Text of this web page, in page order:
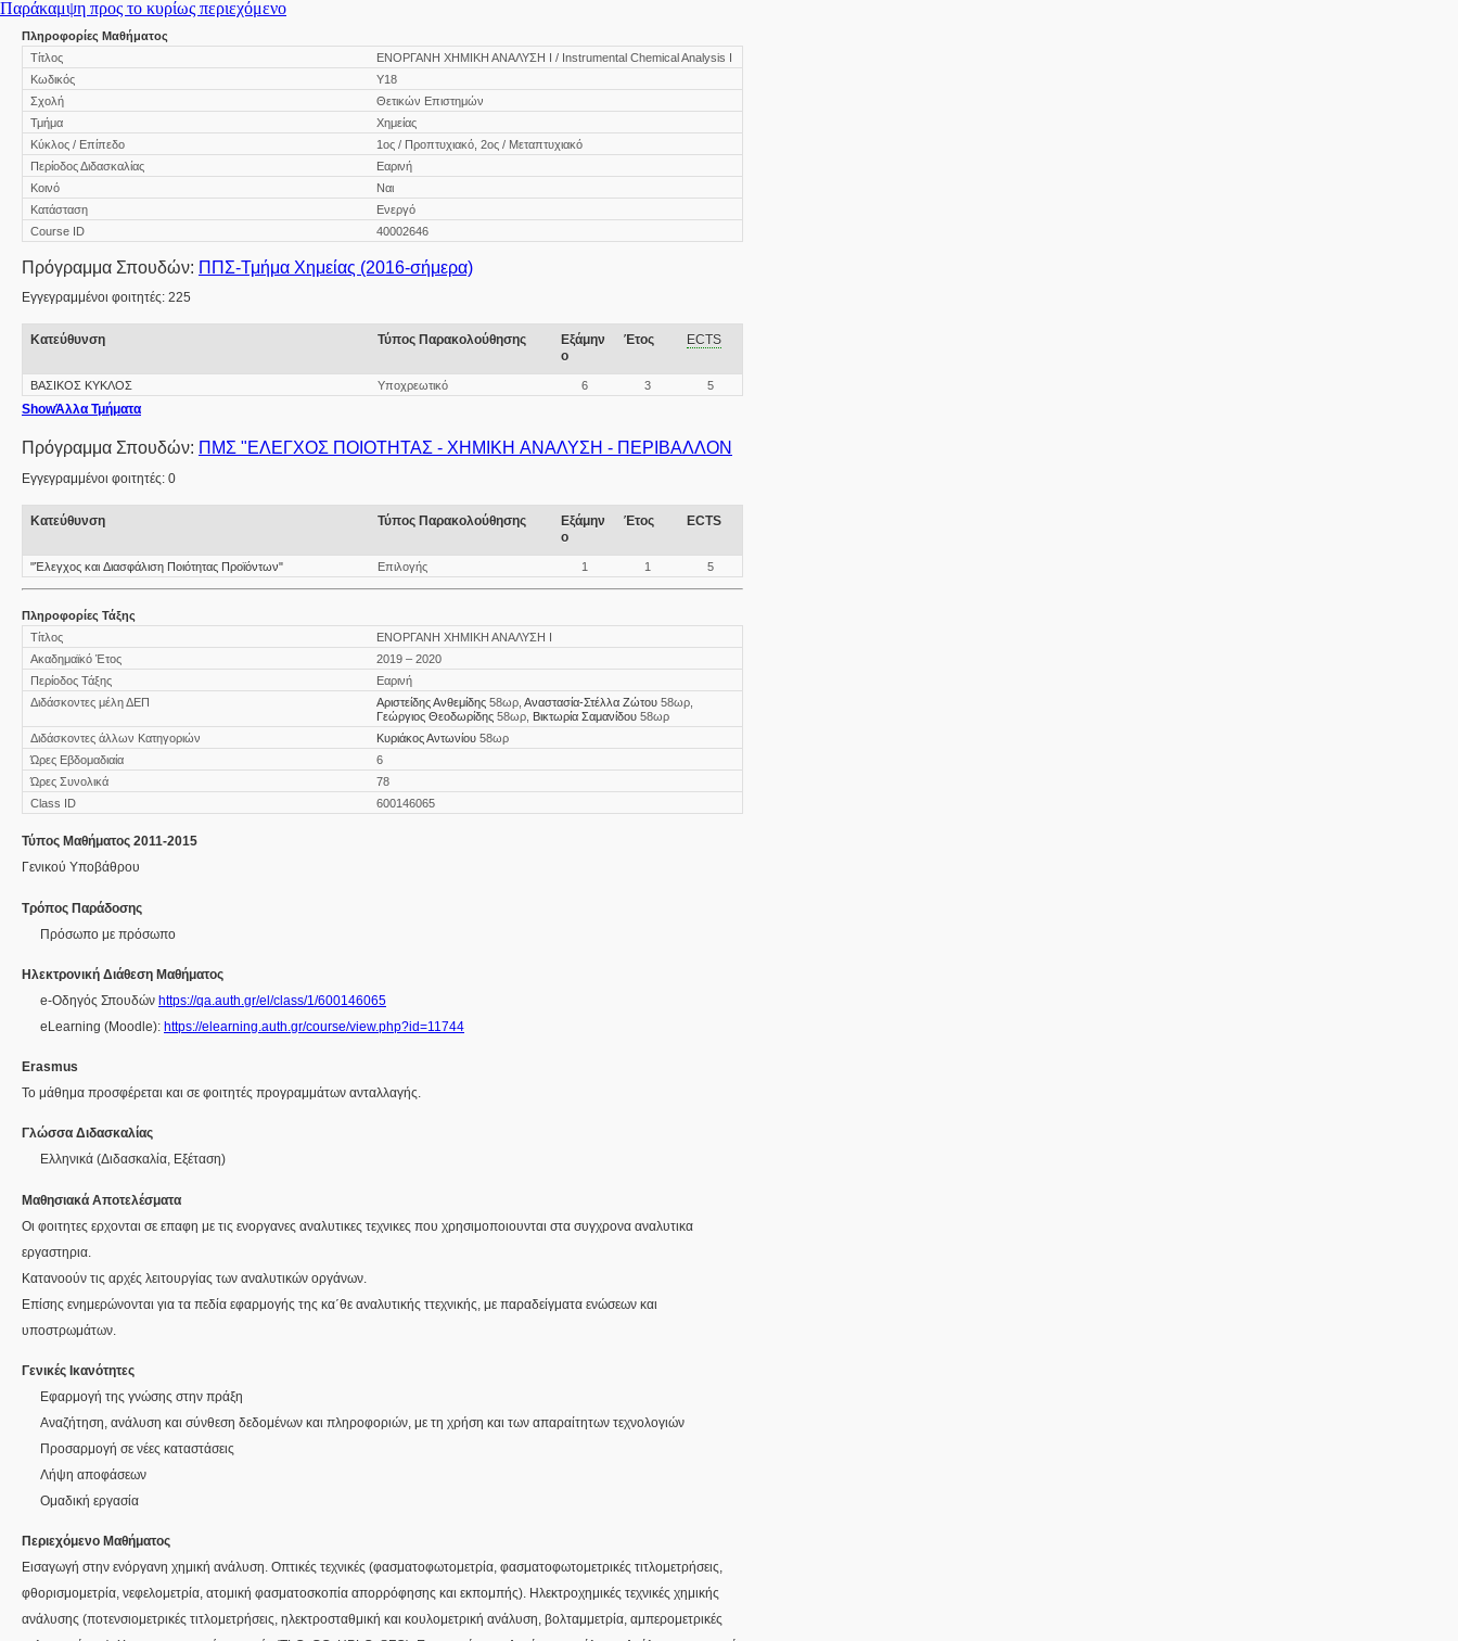
Παράκαμψη προς το κυρίως περιεχόμενο
Πληροφορίες Μαθήματος
Τίτλος
ΕΝΟΡΓΑΝΗ ΧΗΜΙΚΗ ΑΝΑΛΥΣΗ Ι / Instrumental Chemical Analysis I
Κωδικός
Υ18
Σχολή
Θετικών Επιστημών
Τμήμα
Χημείας
Κύκλος / Επίπεδο
1ος / Προπτυχιακό, 2ος / Μεταπτυχιακό
Περίοδος Διδασκαλίας
Εαρινή
Κοινό
Ναι
Κατάσταση
Ενεργό
Course ID
40002646
Πρόγραμμα Σπουδών: ΠΠΣ-Τμήμα Χημείας (2016-σήμερα)
Εγγεγραμμένοι φοιτητές: 225
Κατεύθυνση Τύπος Παρακολούθησης
Εξάμην
ο
Έτος ECTS
ΒΑΣΙΚΟΣ ΚΥΚΛΟΣ Υποχρεωτικό 6 3 5
ShowΆλλα Τμήματα
Πρόγραμμα Σπουδών: ΠΜΣ "ΕΛΕΓΧΟΣ ΠΟΙΟΤΗΤΑΣ - ΧΗΜΙΚΗ ΑΝΑΛΥΣΗ - ΠΕΡΙΒΑΛΛΟΝ
Εγγεγραμμένοι φοιτητές: 0
Κατεύθυνση Τύπος Παρακολούθησης
Εξάμην
ο
Έτος ECTS
"Έλεγχος και Διασφάλιση Ποιότητας Προϊόντων" Επιλογής 1 1 5
Πληροφορίες Τάξης
Τίτλος
ΕΝΟΡΓΑΝΗ ΧΗΜΙΚΗ ΑΝΑΛΥΣΗ Ι
Ακαδημαϊκό Έτος
2019 – 2020
Περίοδος Τάξης
Εαρινή
Διδάσκοντες μέλη ΔΕΠ
Αριστείδης Ανθεμίδης 58ωρ Αναστασία-Στέλλα Ζώτου 58ωρ
Γεώργιος Θεοδωρίδης 58ωρ Βικτωρία Σαμανίδου 58ωρ
Διδάσκοντες άλλων Κατηγοριών
Κυριάκος Αντωνίου 58ωρ
Ώρες Εβδομαδιαία
6
Ώρες Συνολικά
78
Class ID
600146065
Τύπος Μαθήματος 2011-2015
Γενικού Υποβάθρου
Τρόπος Παράδοσης
Πρόσωπο με πρόσωπο
Ηλεκτρονική Διάθεση Μαθήματος
e-Οδηγός Σπουδών https://qa.auth.gr/el/class/1/600146065
eLearning (Moodle): https://elearning.auth.gr/course/view.php?id=11744
Erasmus
Το μάθημα προσφέρεται και σε φοιτητές προγραμμάτων ανταλλαγής.
Γλώσσα Διδασκαλίας
Ελληνικά (Διδασκαλία, Εξέταση)
Μαθησιακά Αποτελέσματα
Οι φοιτητες ερχονται σε επαφη με τις ενοργανες αναλυτικες τεχνικες που χρησιμοποιουνται στα συγχρονα αναλυτικα
εργαστηρια.
Κατανοούν τις αρχές λειτουργίας των αναλυτικών οργάνων.
Επίσης ενημερώνονται για τα πεδία εφαρμογής της κα΄θε αναλυτικής ττεχνικής, με παραδείγματα ενώσεων και
υποστρωμάτων.
Γενικές Ικανότητες
Εφαρμογή της γνώσης στην πράξη
Αναζήτηση, ανάλυση και σύνθεση δεδομένων και πληροφοριών, με τη χρήση και των απαραίτητων τεχνολογιών
Προσαρμογή σε νέες καταστάσεις
Λήψη αποφάσεων
Ομαδική εργασία
Περιεχόμενο Μαθήματος
Εισαγωγή στην ενόργανη χημική ανάλυση. Οπτικές τεχνικές (φασματοφωτομετρία, φασματοφωτομετρικές τιτλομετρήσεις,
φθορισμομετρία, νεφελομετρία, ατομική φασματοσκοπία απορρόφησης και εκπομπής). Ηλεκτροχημικές τεχνικές χημικής
ανάλυσης (ποτενσιομετρικές τιτλομετρήσεις, ηλεκτροσταθμική και κουλομετρική ανάλυση, βολταμμετρία, αμπερομετρικές